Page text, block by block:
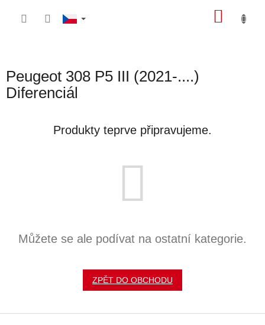
Peugeot 308 P5 III (2021-....)
Diferenciál
Produkty teprve připravujeme.
Můžete se ale podívat na ostatní kategorie.
ZPĚT DO OBCHODU